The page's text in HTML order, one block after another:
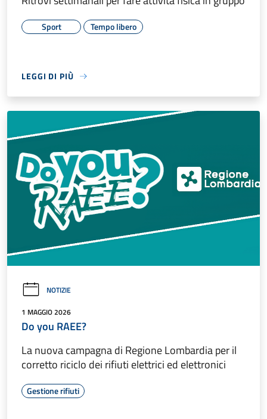
Sport Tempo libero
LEGGI DI PIÙ
NOTIZIE
1 MAGGIO 2026
Do you RAEE?
La nuova campagna di Regione Lombardia per il
corretto riciclo dei rifiuti elettrici ed elettronici
Gestione rifiuti